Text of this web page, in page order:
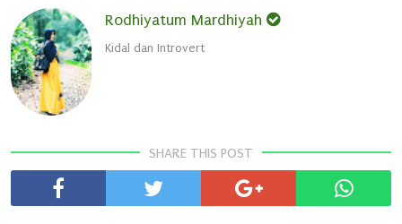
Rodhiyatum Mardhiyah
Kidal dan Introvert
SHARE THIS POST